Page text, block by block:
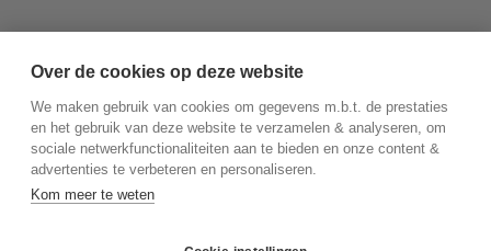
Over de cookies op deze website
We maken gebruik van cookies om gegevens m.b.t. de prestaties
en het gebruik van deze website te verzamelen & analyseren, om
sociale netwerkfunctionaliteiten aan te bieden en onze content &
advertenties te verbeteren en personaliseren.
Kom meer te weten